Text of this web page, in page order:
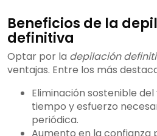
Beneficios de la
definitiva
Optar por la depilación
ventajas. Entre los más
Eliminación sostenible
tiempo y esfuerzo
periódica.